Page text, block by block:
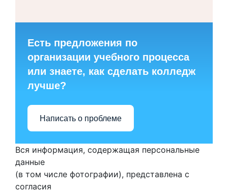
Есть предложения по
организации учебного процесса
или знаете, как сделать колледж
лучше?
Написать о проблеме
Вся информация, содержащая персональные
данные
(в том числе фотографии), представлена с
согласия